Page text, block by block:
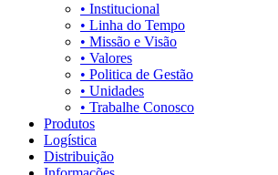
• Institucional
• Linha do Tempo
• Missão e Visão
• Valores
• Politica de Gestão
• Unidades
• Trabalhe Conosco
Produtos
Logística
Distribuição